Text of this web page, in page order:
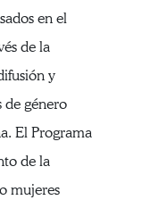
en el
de la
y
de género
El Programa
de la
mujeres